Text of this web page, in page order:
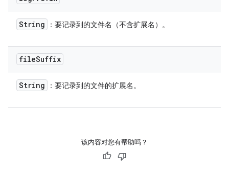
String ：要记录到的文件名（不含扩展名）。
fileSuffix
String ：要记录到的文件的扩展名。
该内容对您有帮助吗？